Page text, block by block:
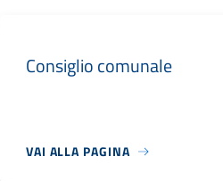
Consiglio comunale
VAI ALLA PAGINA